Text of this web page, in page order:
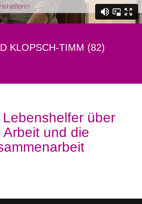
KLOPSCH-TIMM (82)
Lebenshelfer über
Arbeit und die